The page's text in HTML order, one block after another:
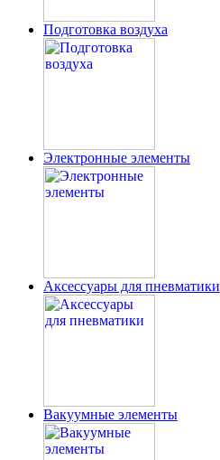
Подготовка воздуха
Электронные элементы
Аксессуары для пневматики
Вакуумные элементы